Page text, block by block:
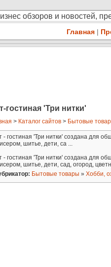
обзоров и новостей,
Главная |
гостиная 'Три нитки'
> Каталог сайтов > Бытовые
- гостиная 'Три нитки' создана для
шитье, дети, са ...
- гостиная 'Три нитки' создана для
шитье, дети, сад, огород,
Бытовые товары » Хобби,